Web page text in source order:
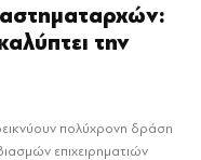
την
πολύχρονη δράση
επιχειρηματιών